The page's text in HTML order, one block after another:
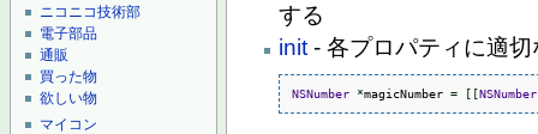
ニコニコ技術部
電子部品
通販
買った物
欲しい物
マイコン
する
init - 各プロパティに適
NSNumber *magicNumber = [ [NSNumber